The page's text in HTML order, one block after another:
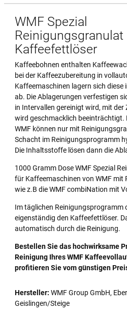
WMF Spezial
Reinigungsgranulat
Kaffeefettlöser
Kaffeebohnen enthalten
bei der Kaffeezubereitung in
Kaffeemaschinen lagern sich diese
ab. Die Ablagerungen verfestigen
in Intervallen gereinigt wird, mit der
wird geschmacklich beeinträchtigt.
WMF können nur mit
Schacht im Reinigungsprogramm
Die Inhaltsstoffe lösen dann die
1000 Gramm Dose WMF Spezial
für Kaffeemaschinen von WMF mit
wie z.B die WMF combiNation mit
Im täglichen Reinigungsprogramm
eigenständig den Kaffeefettlöser.
automatisch durch die Reinigung.
Bestellen Sie das hochwirksame
Reinigung Ihres WMF
profitieren Sie vom günstigen
Hersteller: WMF Group GmbH,
Geislingen/Steige